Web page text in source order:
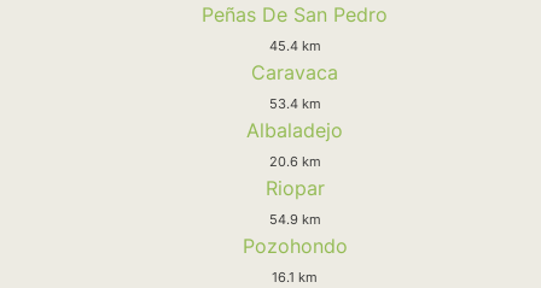
Peñas De San Pedro
45.4 km
Caravaca
53.4 km
Albaladejo
20.6 km
Riopar
54.9 km
Pozohondo
16.1 km